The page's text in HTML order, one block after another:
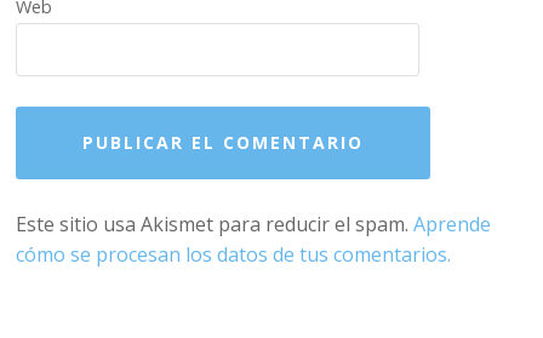
Web
Este sitio usa Akismet para reducir el spam.Aprende
cómo se procesan los datos de tus comentarios.